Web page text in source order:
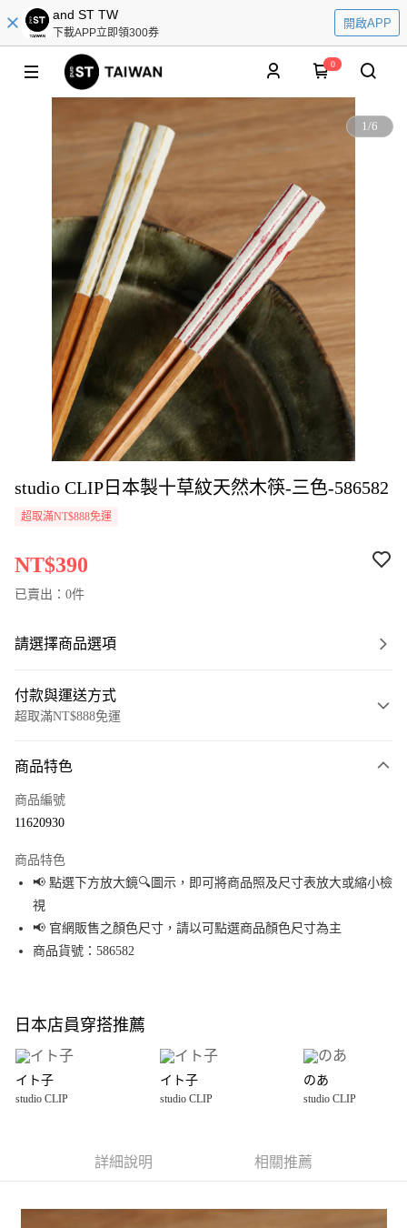
and ST TW
下載APP立即領300券
開啟APP
0
1/6
studio CLIP日本製十草紋天然木筷-三色-586582
超取滿NT$888免運
NT$390
已賣出：0件
請選擇商品選項
付款與運送方式
超取滿NT$888免運
信用卡一次付款
Apple Pay
街口支付
悠遊付
全盈+PAY
大哥付你分期
【大哥付你分期使用說明】
1.本服務由台灣大哥大提供，台灣大哥大用戶可立即使用無須另外申請。
3.實際核准額度、可分期數及費用金額請依後續交易確認頁面所載為準。
AFTEE先享後付
AFTEE先享後付是「在收到商品之後才付款」的支付方式。 讓您購物簡單便
２．便利：只要手機號碼，簡訊認證，即可結帳。
商品特色
商品編號
11620930
商品特色
📢 點選下方放大鏡🔍圖示，即可將商品照及尺寸表放大或縮小檢
視
📢 官網販售之顏色尺寸，請以可點選商品顏色尺寸為主
商品貨號：586582
日本店員穿搭推薦
イト子
studio CLIP
イト子
studio CLIP
のあ
studio CLIP
詳細說明 相關推薦